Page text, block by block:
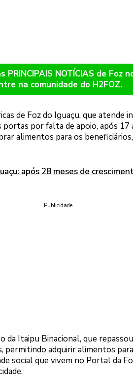
PRINCIPAIS NOTÍCIAS de Foz
na comunidade do H2FOZ.
de Foz do Iguaçu, que atende
por falta de apoio, após 17
alimentos para os
após 28 meses de
Publicidade
da Itaipu Binacional, que
permitindo adquirir alimentos
social que vivem no Portal da